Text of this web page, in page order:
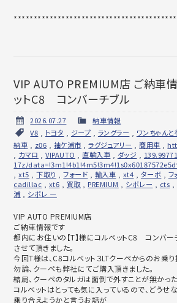
******************************
VIP AUTO PREMIUM店 ご納車
ットC8 コンバーチブル
2026.07.27
納車情報
V8
トヨタ ジープ ラングラー ワンちゃんと
納車
z06 袖ケ浦市 ,ラグジュアリー ,商用車
カマロ ,VIPAUTO 直輸入車 ダッジ
17z/
,xt5 ,下取り ,フォード 輸入車 xt4 ターボ フ
cadillac
xt6 買取 PREMIUM シボレー cts
浦
シボレ ー
VIP AUTO PREMIUM店
ご納車情報です
都内にお住いの【T】様にコルベットC8 コンバー
させて頂きました。
今回T様は、C8コルベット３LTクーペからのお乗り
勿論、クーペも弊社にてご購入頂きました。
結局、クーペのタルガは面倒で外すことが無かった
コルベットはとっても気に入っているので、 どうせ
乗り合えようかと言うお話が